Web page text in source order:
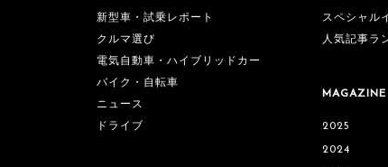
新型車・試乗レポート
クルマ選び
電気自動車・ハイブリッドカー
バイク・自転車
ニュース
ドライブ
スペシャル
人気記事ラ
MAGAZINE
2025
2024